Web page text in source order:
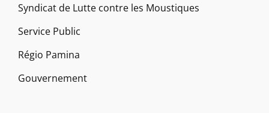
Syndicat de Lutte contre les Moustiques
Service Public
Régio Pamina
Gouvernement